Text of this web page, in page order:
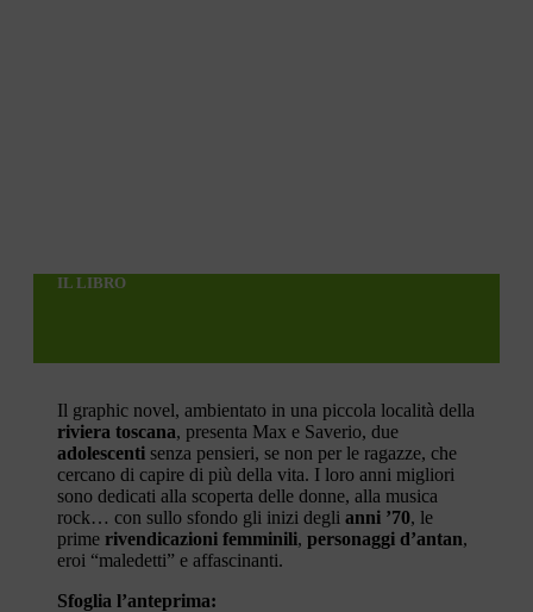
IL LIBRO
Il graphic novel, ambientato in una piccola località della
riviera toscana, presenta Max e Saverio, due
adolescenti senza pensieri, se non per le ragazze, che
cercano di capire di più della vita. I loro anni migliori
sono dedicati alla scoperta delle donne, alla musica
rock… con sullo sfondo gli inizi degli anni ’70, le
prime rivendicazioni femminili, personaggi d’antan,
eroi “maledetti” e affascinanti.
Sfoglia l’anteprima: